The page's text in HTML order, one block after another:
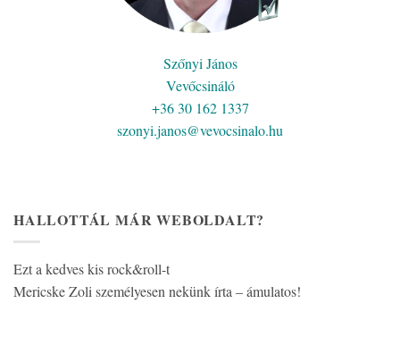
Szőnyi János
Vevőcsináló
+36 30 162 1337
szonyi.janos@vevocsinalo.hu
HALLOTTÁL MÁR WEBOLDALT?
Ezt a kedves kis rock&roll-t
Mericske Zoli személyesen nekünk írta – ámulatos!